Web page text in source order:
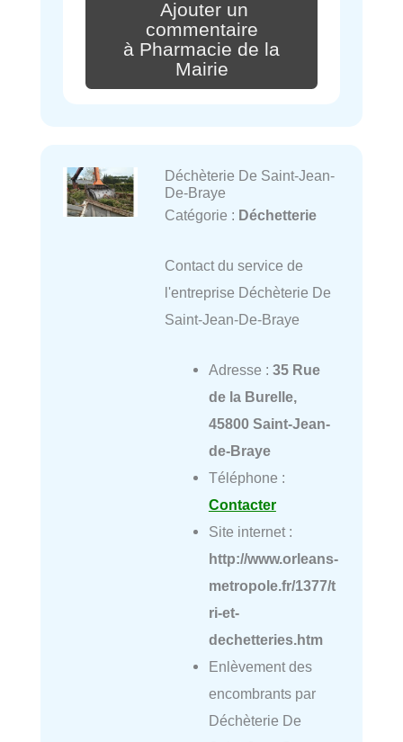
Ajouter un
commentaire
à Pharmacie de la
Mairie
Déchèterie De Saint-Jean-
De-Braye
Catégorie : Déchetterie
Contact du service de
l'entreprise Déchèterie De
Saint-Jean-De-Braye
Adresse : 35 Rue
de la Burelle,
45800 Saint-Jean-
de-Braye
Téléphone :
Contacter
Site internet :
http://www.orleans-
metropole.fr/1377/t
ri-et-
dechetteries.htm
Enlèvement des
encombrants par
Déchèterie De